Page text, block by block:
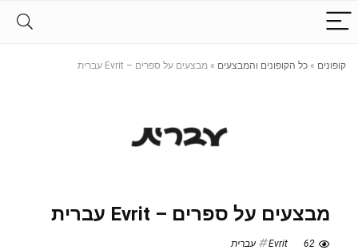
קופונים » כל הקופונים והמבצעים » מבצעים על ספרים – Evrit עברית
מבצעים על ספרים – Evrit עברית
62 Evrit עברית